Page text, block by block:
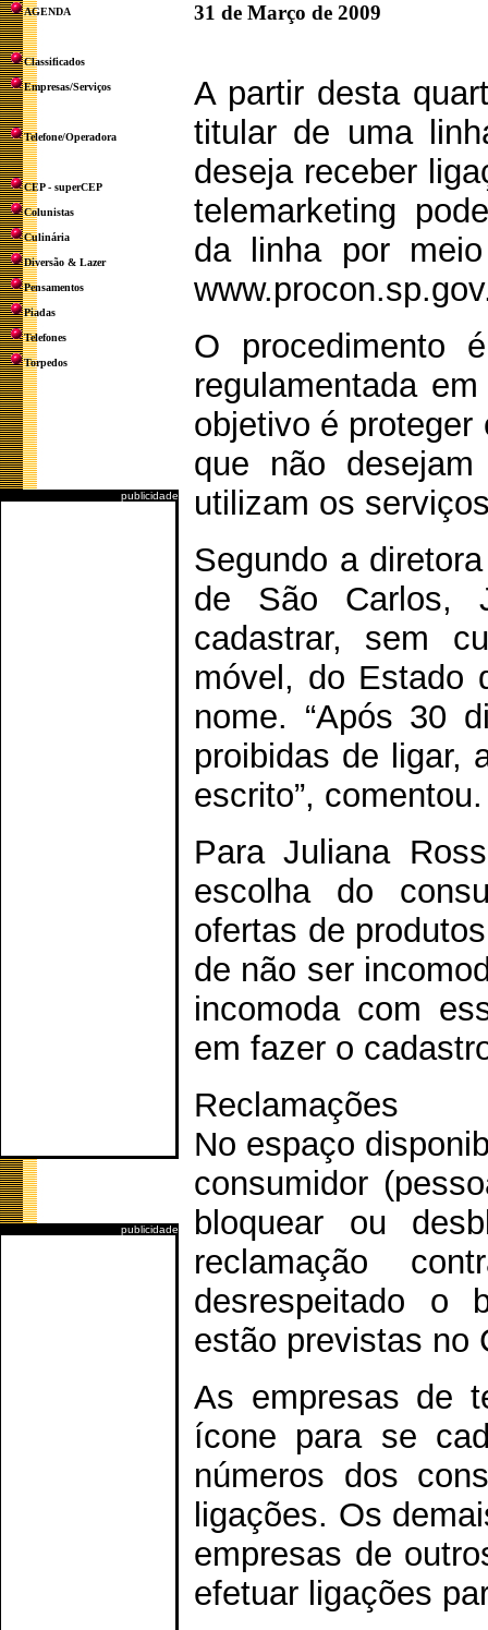
AGENDA
Classificados
Empresas/Serviços
Telefone/Operadora
CEP - superCEP
Colunistas
Culinária
Diversão & Lazer
Pensamentos
Piadas
Telefones
Torpedos
publicidade
publicidade
31 de Março de 2009
A partir desta
titular de uma
deseja receber
telemarketing
da linha por
O procedimento
regulamentada
objetivo é
que não
utilizam os
Segundo a
de São Carlos,
cadastrar, sem
móvel, do Estado
nome. “Após 30
proibidas de ligar,
escrito”, comentou.
Para Juliana
escolha do
ofertas de
de não ser
incomoda com
em fazer o
Reclamações
No espaço
consumidor
bloquear ou
reclamação
desrespeitado o
estão previstas no
As empresas de
ícone para se
números dos
ligações. Os
empresas de
efetuar ligações